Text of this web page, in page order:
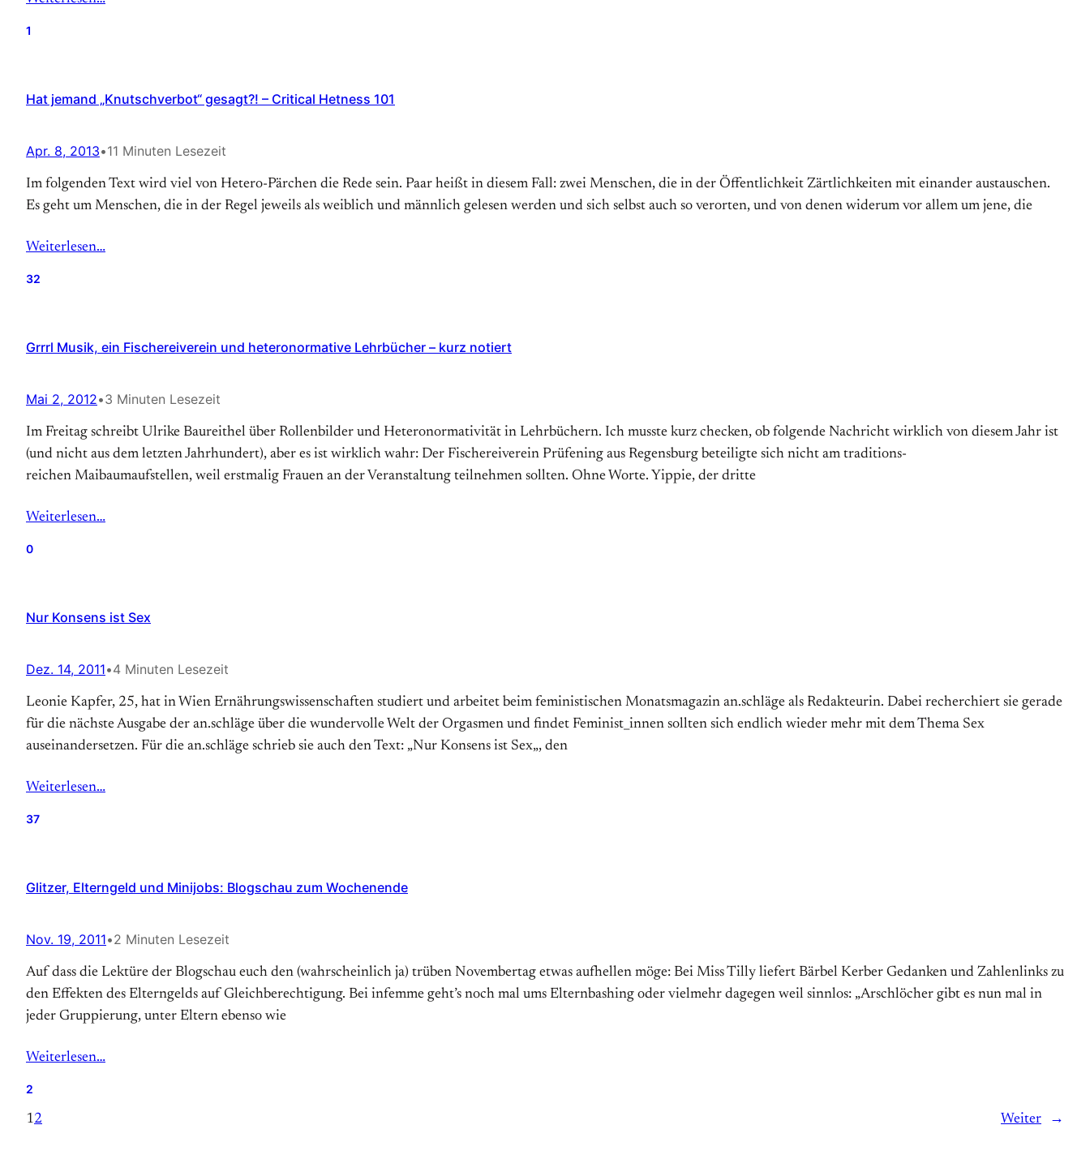
1
Hat jemand „Knutschverbot“ gesagt?! – Critical Hetness 101
Apr. 8, 2013•11 Minuten Lesezeit
Im folgenden Text wird viel von Hetero-Pärchen die Rede sein. Paar heißt in diesem Fall: zwei Menschen, die in der Öffentlichkeit Zärtlichkeiten mit einander austauschen.
Es geht um Menschen, die in der Regel jeweils als weiblich und männlich gelesen werden und sich selbst auch so verorten, und von denen widerum vor allem um jene, die
Weiterlesen…
32
Grrrl Musik, ein Fischereiverein und heteronormative Lehrbücher – kurz notiert
Mai 2, 2012•3 Minuten Lesezeit
Im Freitag schreibt Ulrike Baureithel über Rollenbilder und Heteronormativität in Lehrbüchern. Ich musste kurz checken, ob folgende Nachricht wirklich von diesem Jahr ist
(und nicht aus dem letzten Jahrhundert), aber es ist wirklich wahr: Der Fischerei­verein Prüfening aus Regensburg beteiligte sich nicht am traditions­
reichen Maibaumaufstellen, weil erst­malig Frauen an der Ver­anstaltung teil­nehmen sollten. Ohne Worte. Yippie, der dritte
Weiterlesen…
0
Nur Konsens ist Sex
Dez. 14, 2011•4 Minuten Lesezeit
Leonie Kapfer, 25, hat in Wien Ernährungswissenschaften studiert und arbeitet beim feministischen Monatsmagazin an.schläge als Redakteurin. Dabei recherchiert sie gerade
für die nächste Ausgabe der an.schläge über die wundervolle Welt der Orgasmen und findet Feminist_innen sollten sich endlich wieder mehr mit dem Thema Sex
auseinandersetzen. Für die an.schläge schrieb sie auch den Text: „Nur Konsens ist Sex„, den
Weiterlesen…
37
Glitzer, Elterngeld und Minijobs: Blogschau zum Wochenende
Nov. 19, 2011•2 Minuten Lesezeit
Auf dass die Lektüre der Blogschau euch den (wahrscheinlich ja) trüben Novembertag etwas aufhellen möge: Bei Miss Tilly liefert Bärbel Kerber Gedanken und Zahlenlinks zu
den Effekten des Elterngelds auf Gleichberechtigung. Bei infemme geht’s noch mal ums Elternbashing oder vielmehr dagegen weil sinnlos: „Arschlöcher gibt es nun mal in
jeder Gruppierung, unter Eltern ebenso wie
Weiterlesen…
2
12 Weiter →